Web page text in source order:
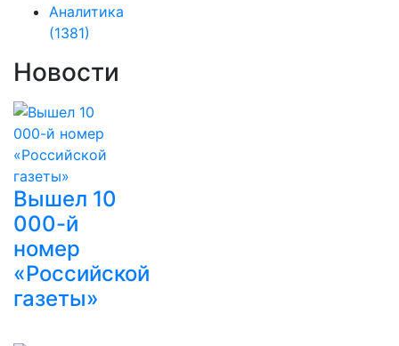
Аналитика
(1381)
Новости
Вышел 10
000-й
номер
«Российской
газеты»